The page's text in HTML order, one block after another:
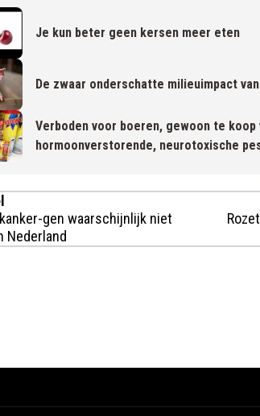
Je kun beter geen kersen meer eten
De zwaar onderschatte milieuimpact
Verboden voor boeren, gewoon te koop
hormoonverstorende, neurotoxische
gen waarschijnlijk niet
Nederland